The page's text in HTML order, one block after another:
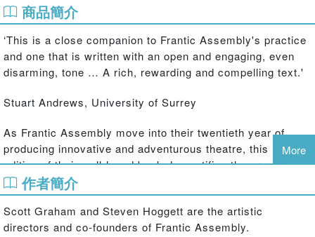
商品簡介
‘This is a close companion to Frantic Assembly's practice
and one that is written with an open and engaging, even
disarming, tone … A rich, rewarding and compelling text.'
Stuart Andrews, University of Surrey
As Frantic Assembly move into their twentieth year of
producing innovative and adventurous theatre, this new
edition of their well-loved book demystifies the process of
devising theatre in an unusually candid way. Artistic
directors Scott Graham and Steven Hoggett offer an
intimate and invaluable insight into their evolution and
success, in the hope that sharing their experiences of
More
作者簡介
Scott Graham and Steven Hoggett are the artistic
directors and co-founders of Frantic Assembly.